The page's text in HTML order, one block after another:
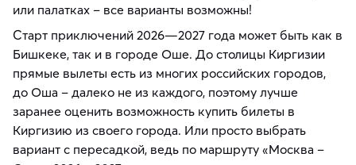
или палатках – все варианты возможны!
Старт приключений 2026—2027 года может быть как в
Бишкеке, так и в городе Оше. До столицы Киргизии
прямые вылеты есть из многих российских городов,
до Оша – далеко не из каждого, поэтому лучше
заранее оценить возможность купить билеты в
Киргизию из своего города. Или просто выбрать
вариант с пересадкой, ведь по маршруту «Москва –